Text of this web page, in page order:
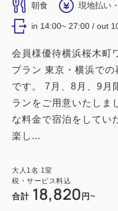
朝食 現地払い
in 14:00~ 27:00 / out
会員様優待横浜桜木町
プラン 東京・横浜で
です。 7月、8月、9月
ランをご用意いたしま
な料金で宿泊をしてい
楽し...
大人 1 名 1 室
税・サービス料込
合計 18,820 円~